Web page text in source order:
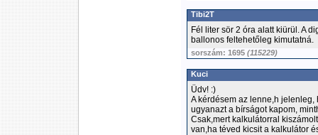
Tibi2T
Fél liter sör 2 óra alatt kiürül. A
ballonos feltehetőleg kimutatná.
sorszám: 1695 (115229)
Kuci
Üdv! :)
A kérdésem az lenne,h
ugyanazt a bírságot kapom,
Csak,mert kalkulátorral
van,ha téved kicsit a kalkulátor